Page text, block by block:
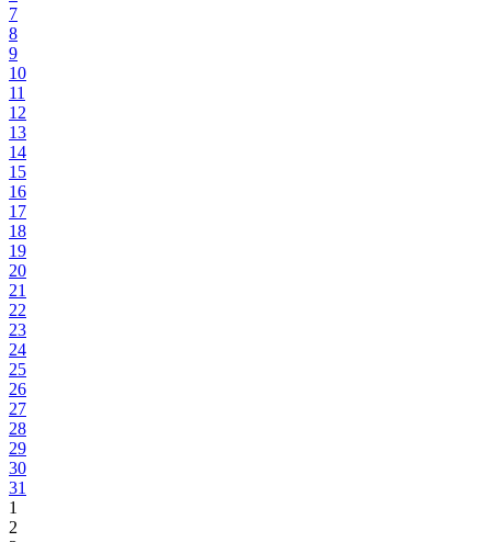
7
8
9
10
11
12
13
14
15
16
17
18
19
20
21
22
23
24
25
26
27
28
29
30
31
1
2